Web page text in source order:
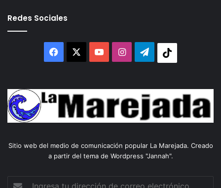
Redes Sociales
Facebook YouTubeInstagram
Telegram
Sitio web del medio de comunicación popular La Marejada. Creado
a partir del tema de Wordpress "Jannah".